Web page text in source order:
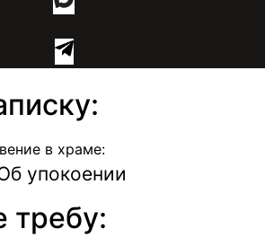
в храме:
упокоении
требу: